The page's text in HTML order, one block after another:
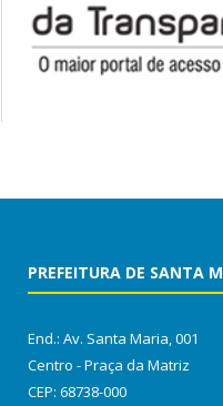
PREFEITURA DE SANTA
End.: Av. Santa Maria, 001
Centro - Praça da Matriz
CEP: 68738-000